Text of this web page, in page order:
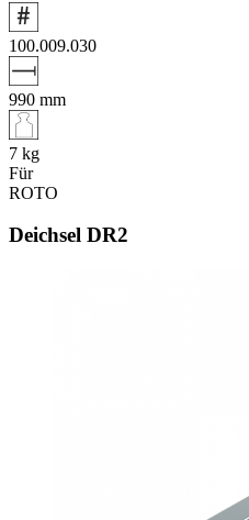
100.009.030
990 mm
7 kg
Für
ROTO
Deichsel DR2